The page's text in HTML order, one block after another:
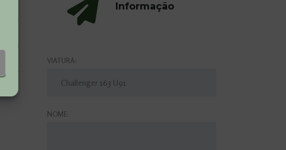
Informação
VIATURA:
NOME: